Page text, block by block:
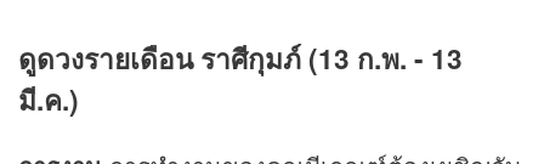
ดูดวงรายเดือน ราศีกุมภ์ (13 ก.พ. - 13
มี.ค.)